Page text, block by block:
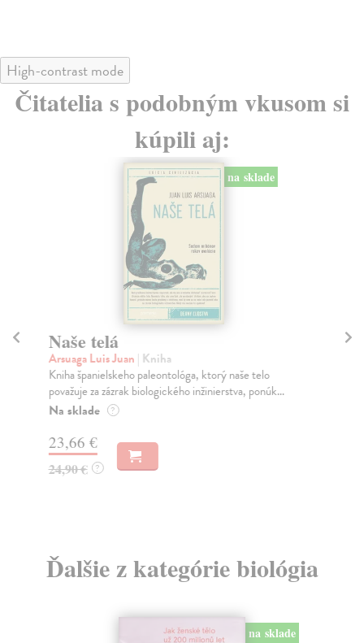
High-contrast mode
Čitatelia s podobným vkusom si
kúpili aj:
na sklade
Naše telá
Arsuaga Luis Juan | Kniha
Kniha španielskeho paleontológa, ktorý naše telo
považuje za zázrak biologického inžinierstva, ponúk...
Na sklade ?
23,66 €
24,90 € ?
Ďalšie z kategórie biológia
na sklade